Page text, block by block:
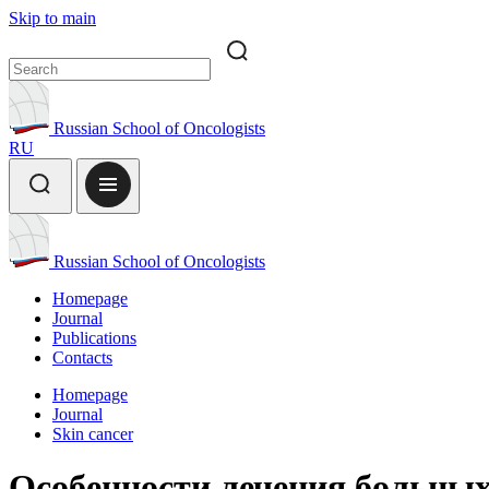
Skip to main
Russian School of Oncologists
RU
Russian School of Oncologists
Homepage
Journal
Publications
Contacts
Homepage
Journal
Skin cancer